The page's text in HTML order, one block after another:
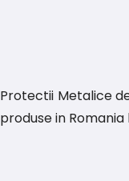
Protectii Metalice
produse in